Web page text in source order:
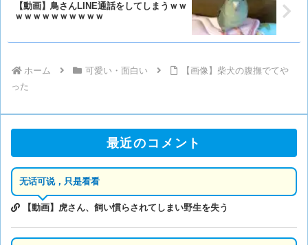
【動画】鳥さんLINE通話をしてしまうｗｗ
ｗｗｗｗｗｗｗｗｗｗ
ホーム 可愛い・面白い
【画像】柴犬の腹撫でてや
った
最近のコメント
无话可说，只是看看
【動画】虎さん、飼い慣らされてしまい野生を失う